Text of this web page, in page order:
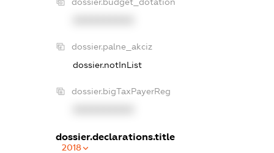
dossier.palne_akciz
dossier.notInList
dossier.bigTaxPayerReg
dossier.declarations.title
2018